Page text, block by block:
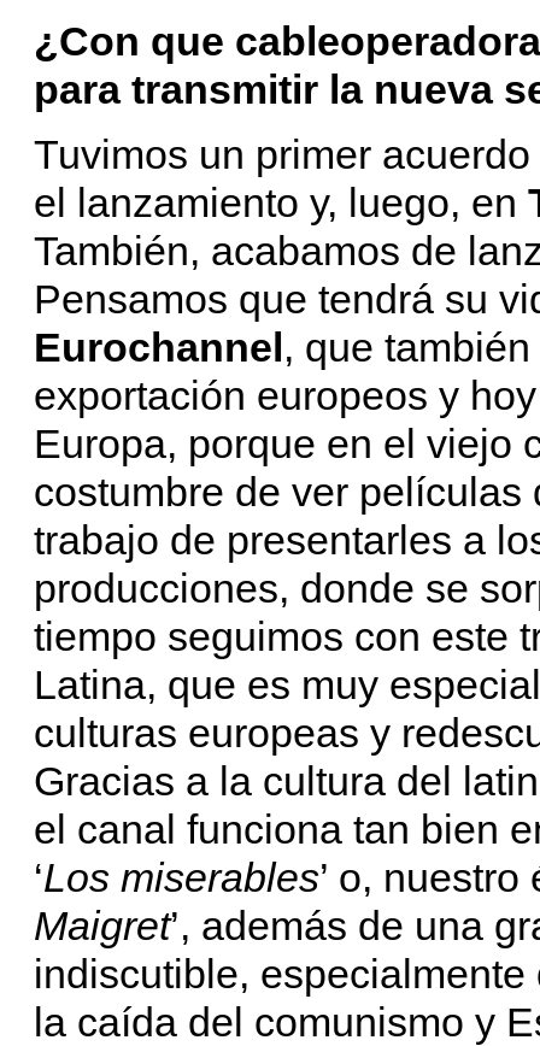
¿Con que
para transmitir la nueva
Tuvimos un primer
el lanzamiento y, luego, en
También, acabamos de
Pensamos que tendrá su
Eurochannel, que
exportación europeos y
Europa, porque en el viejo
costumbre de ver
trabajo de presentarles a
producciones, donde se
tiempo seguimos con este
Latina, que es muy
culturas europeas y
Gracias a la cultura del
el canal funciona tan bien
‘Los miserables’ o,
Maigret’, además de una
indiscutible,
la caída del comunismo y